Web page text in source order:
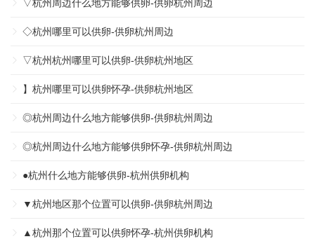
▽杭州周边什么地方能够供卵-供卵杭州周边
◇杭州哪里可以供卵-供卵杭州周边
▽杭州杭州哪里可以供卵-供卵杭州地区
】杭州哪里可以供卵怀孕-供卵杭州地区
◎杭州周边什么地方能够供卵-供卵杭州周边
◎杭州周边什么地方能够供卵怀孕-供卵杭州周边
●杭州什么地方能够供卵-杭州供卵机构
▼杭州地区那个位置可以供卵-供卵杭州周边
▲杭州那个位置可以供卵怀孕-杭州供卵机构